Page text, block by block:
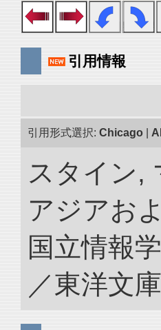
引用情報
引用形式選択: Chicago
スタイン,
アジアお
国立情報
／東洋文